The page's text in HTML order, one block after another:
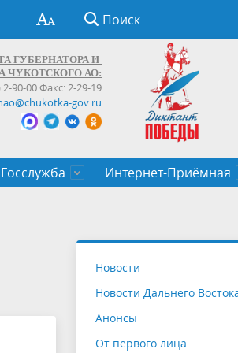
Поиск
ГУБЕРНАТОРА И
ЧУКОТСКОГО АО:
2-90-00 Факс: 2-29-19
gov.ru
Госслужба
служащих Чукотского
Интернет-Приёмная
Новости
Новости Дальнего
Анонсы
От первого лица